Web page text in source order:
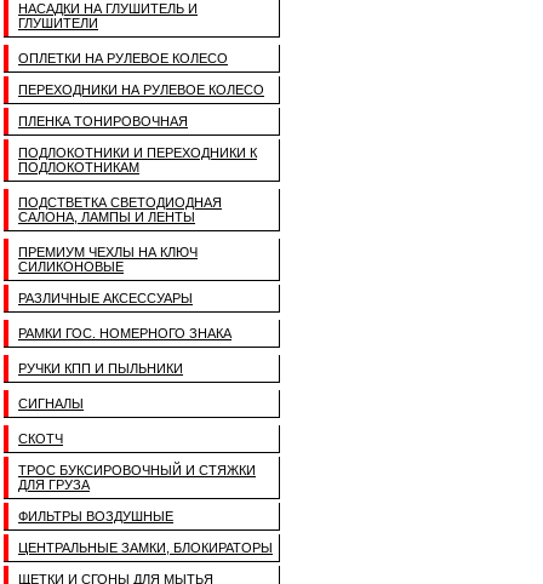
НАСАДКИ НА ГЛУШИТЕЛЬ И
ГЛУШИТЕЛИ
ОПЛЕТКИ НА РУЛЕВОЕ КОЛЕСО
ПЕРЕХОДНИКИ НА РУЛЕВОЕ КОЛЕСО
ПЛЕНКА ТОНИРОВОЧНАЯ
ПОДЛОКОТНИКИ И ПЕРЕХОДНИКИ К
ПОДЛОКОТНИКАМ
ПОДСТВЕТКА СВЕТОДИОДНАЯ
САЛОНА, ЛАМПЫ И ЛЕНТЫ
ПРЕМИУМ ЧЕХЛЫ НА КЛЮЧ
СИЛИКОНОВЫЕ
РАЗЛИЧНЫЕ АКСЕССУАРЫ
РАМКИ ГОС. НОМЕРНОГО ЗНАКА
РУЧКИ КПП И ПЫЛЬНИКИ
СИГНАЛЫ
СКОТЧ
ТРОС БУКСИРОВОЧНЫЙ И СТЯЖКИ
ДЛЯ ГРУЗА
ФИЛЬТРЫ ВОЗДУШНЫЕ
ЦЕНТРАЛЬНЫЕ ЗАМКИ, БЛОКИРАТОРЫ
ЩЕТКИ И СГОНЫ ДЛЯ МЫТЬЯ